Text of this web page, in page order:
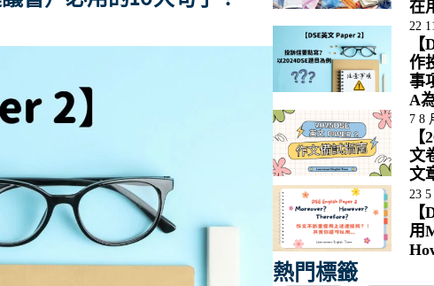
在
22
作
事
A
7 8
文
文
23
用
熱門標籤